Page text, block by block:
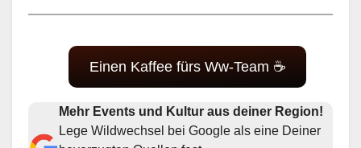
Einen Kaffee fürs Ww-Team ☕
Mehr Events und Kultur aus deiner Region!
Lege Wildwechsel bei Google als eine Deiner